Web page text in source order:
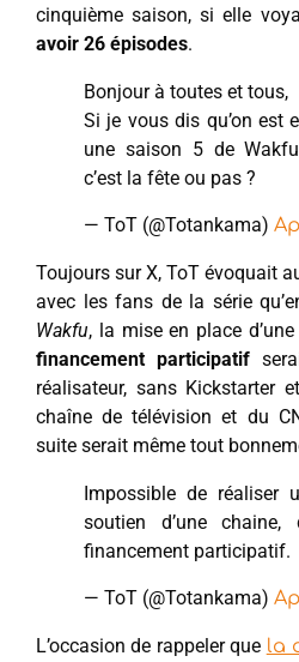
cinquième saison, si elle
avoir 26 épisodes.
Bonjour à toutes et tous,
Si je vous dis qu’on est
une saison 5 de
c’est la fête ou pas ?
— ToT (@Totankama)
Toujours sur X, ToT évoquait
avec les fans de la série
Wakfu, la mise en place d’une
financement participatif
réalisateur, sans Kickstarter
chaîne de télévision et du
suite serait même tout
Impossible de réaliser
soutien d’une
financement participatif.
— ToT (@Totankama)
L’occasion de rappeler que la